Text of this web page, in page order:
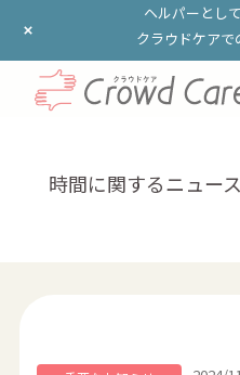
ヘルパーとし
クラウドケアで
ヘルパーとし
クラウドケアで
時間に関するニュース